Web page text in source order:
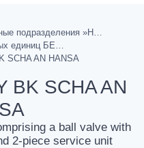
Сервисные подразделения »HANSA«
SCHA AN HANSA
BK SCHA AN
a ball valve with
2-piece service unit